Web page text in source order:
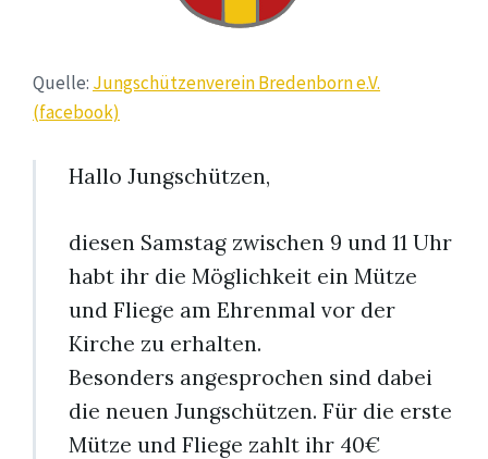
Quelle: Jungschützenverein Bredenborn e.V.
(facebook)
Hallo Jungschützen,
diesen Samstag zwischen 9 und 11 Uhr
habt ihr die Möglichkeit ein Mütze
und Fliege am Ehrenmal vor der
Kirche zu erhalten.
Besonders angesprochen sind dabei
die neuen Jungschützen. Für die erste
Mütze und Fliege zahlt ihr 40€